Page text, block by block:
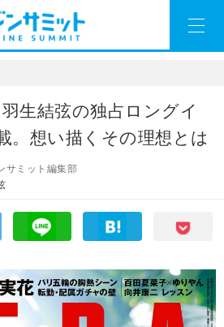
生結弦の独占ロングイ
。想い描くその理想とは
サミット編集部